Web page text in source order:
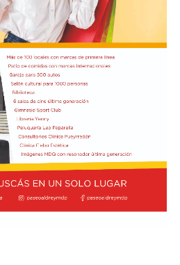
17:30 se desarrollará “El
preguntas, respuestas y
Paula Algote. Se trata de un
y tecnología en el que al
se lleva su propia creación
arancelada (incluye
a partir de los 6 años.
de 8 años deberán asistir
adulta (menores
acompañante $5.000). Las
en la boletería de lunes a